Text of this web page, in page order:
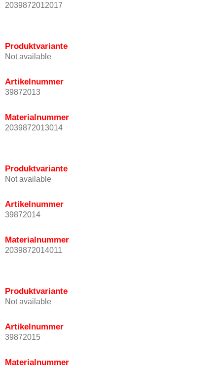
2039872012017
Produktvariante
Not available
Artikelnummer
39872013
Materialnummer
2039872013014
Produktvariante
Not available
Artikelnummer
39872014
Materialnummer
2039872014011
Produktvariante
Not available
Artikelnummer
39872015
Materialnummer